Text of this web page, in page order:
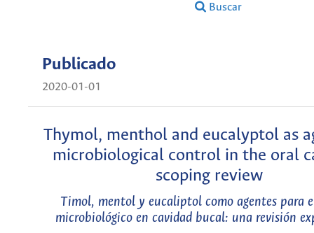
Buscar
Publicado
2020-01-01
Thymol, menthol and eucalyptol as
microbiological control in the oral
scoping review
Timol, mentol y eucaliptol como agentes para
microbiológico en cavidad bucal: una revisión